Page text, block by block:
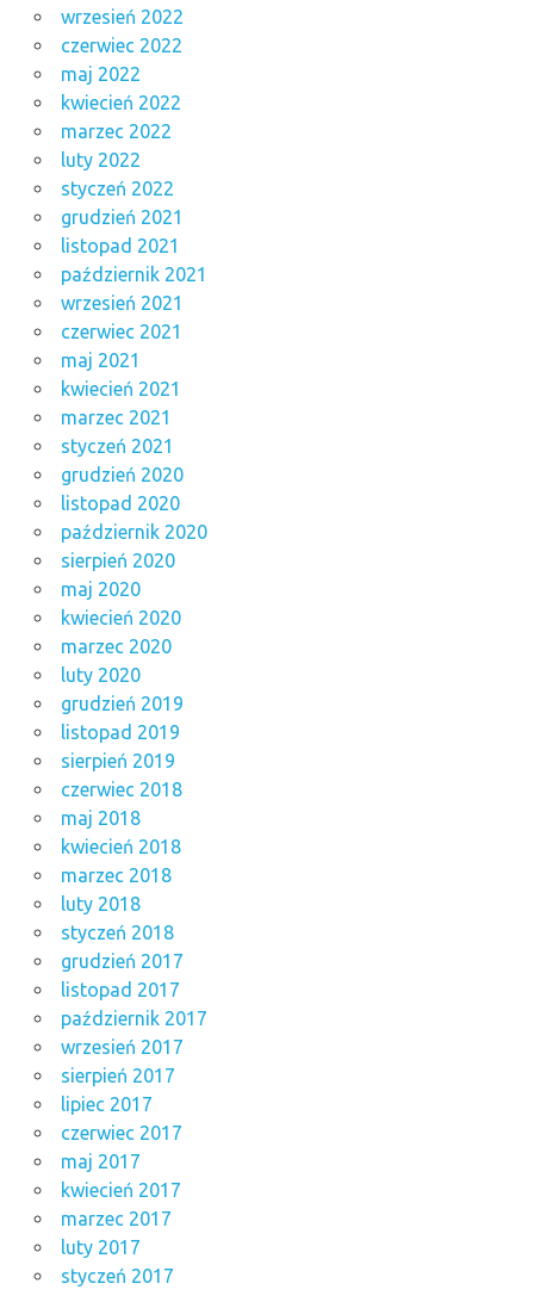
wrzesień 2022
czerwiec 2022
maj 2022
kwiecień 2022
marzec 2022
luty 2022
styczeń 2022
grudzień 2021
listopad 2021
październik 2021
wrzesień 2021
czerwiec 2021
maj 2021
kwiecień 2021
marzec 2021
styczeń 2021
grudzień 2020
listopad 2020
październik 2020
sierpień 2020
maj 2020
kwiecień 2020
marzec 2020
luty 2020
grudzień 2019
listopad 2019
sierpień 2019
czerwiec 2018
maj 2018
kwiecień 2018
marzec 2018
luty 2018
styczeń 2018
grudzień 2017
listopad 2017
październik 2017
wrzesień 2017
sierpień 2017
lipiec 2017
czerwiec 2017
maj 2017
kwiecień 2017
marzec 2017
luty 2017
styczeń 2017